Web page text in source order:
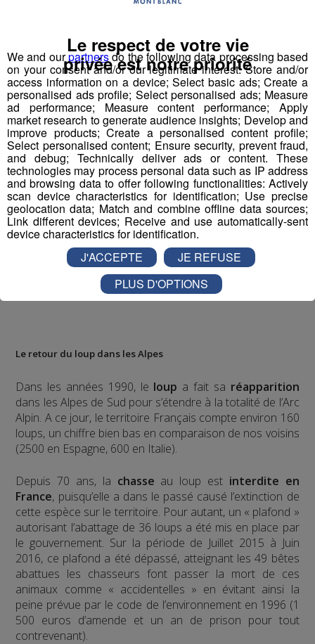
Les traces demarmotte
se
rapprochent de celles des lapins et des écureuils ;
déplacement par bonds caractéristiques, les pattes
avant légèrement décalées, les pattes arrière ensemble.
La marmotte possède4 doigts aux pattes avant,
contre5aux pattes arrière.L’autre moyen de deviner la
présence d’une marmotte est le sifflement
que cet animal, très vigilant, pousse à la vue d’un être
humain ou de tout autre danger autour de son terrier.
Le retour du loup dans les Alpes
Dans les années 1990, le loup a fait sa réapparition
dans les Alpes de Sud pour s’étendre à la totalité de l’Arc
Alpin. A ce jour, le territoire Français compte environ 160
loups, un chiffre bien bas en comparaison de nos voisins
(2500 en Espagne, 600 en Italie).
Depuis 70 ans, la chasse au loup est interdite en
France, puisqu’elle a dans le passé causé l’extinction de
cette espèce sur le territoire. Pour autant, un « plafond »
autorisant l’abattage de 36 loups a été mis en place par
le gouvernement. Sur la période de Juillet 2015 à Juin
2016, ce plafond a été dépassé, atteignant les 49 bêtes
abattues les chasseurs font passer la mort de ces
animaux comme « accidentelles » en évitant ainsi la
peine prévue par le code de l’environnement en 1996 (1
500 euros d’amende et un an de prison pour tout
contrevenant).
We and ourpartnersdo the following data processing based
on your consent and/or our legitimate interest: Store and/or
access information on a device; Select basic ads; Create a
personalised ads profile; Select personalised ads; Measure
ad performance; Measure content performance; Apply
market research to generate audience insights; Develop and
improve products; Create a personalised content profile;
Select personalised content; Ensure security, prevent fraud,
and debug; Technically deliver ads or content. These
technologies may process personal data such as IP address
and browsing data to offer following functionalities: Actively
scan device characteristics for identification; Use precise
geolocation data; Match and combine offline data sources;
Link different devices; Receive and use automatically-sent
device characteristics for identification.
Le respect de votre vie
privée est notre priorité
J'ACCEPTE
JE REFUSE
PLUS D'OPTIONS